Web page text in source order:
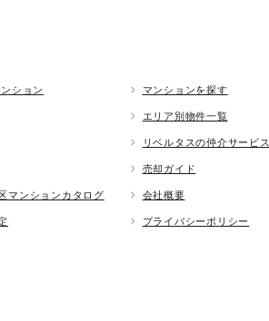
ション マンションを探す
エリア別物件一覧
リベルタスの仲介サービス
売却ガイド
マンションカタログ 会社概要
プライバシーポリシー